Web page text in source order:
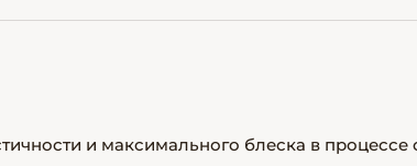
и максимального блеска в процессе